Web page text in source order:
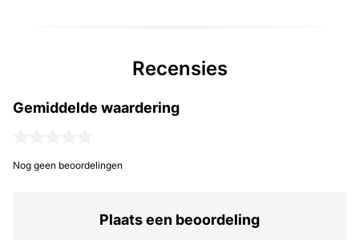
Recensies
Gemiddelde waardering
Nog geen beoordelingen
Plaats een beoordeling